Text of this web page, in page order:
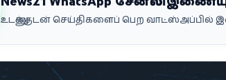
உடனுக்குடன் செய்திகளைப் பெற